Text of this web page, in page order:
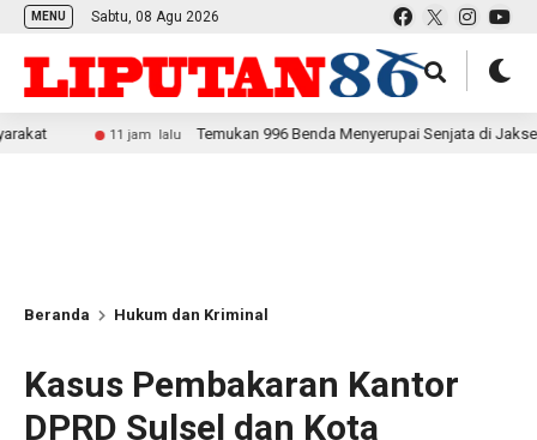
MENU Sabtu, 08 Agu 2026
11 jam lalu Temukan 996 Benda Menyerupai Senjata di Jaksel, Polda
Beranda Hukum dan Kriminal
Kasus Pembakaran Kantor
DPRD Sulsel dan Kota